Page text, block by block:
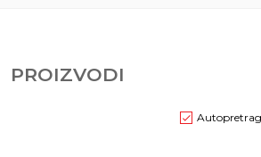
PROIZVODI